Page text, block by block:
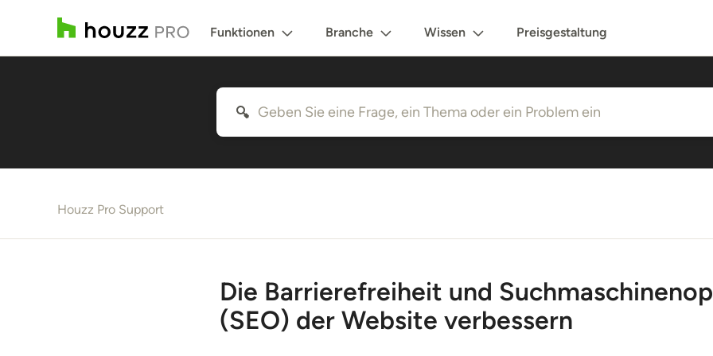
Funktionen Branche Wissen Preisgestaltung
Houzz Pro Support
Die Barrierefreiheit und
(SEO) der Website verbessern